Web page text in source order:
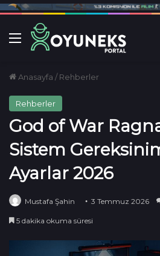
Menü
Anasayfa / Rehberler
Rehberler
God of War
Sistem
Ayarlar 2026
Mustafa Şahin 3 Temmuz 2026
5 dakika okuma süresi